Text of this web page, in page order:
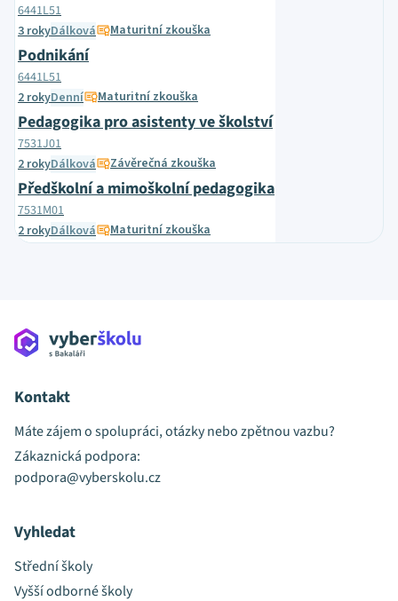
6441L51
3 rokyDálková Maturitní zkouška
Podnikání
6441L51
2 rokyDenní Maturitní zkouška
Pedagogika pro asistenty ve školství
7531J01
2 rokyDálková Závěrečná zkouška
Předškolní a mimoškolní pedagogika
7531M01
2 rokyDálková Maturitní zkouška
Kontakt
Máte zájem o spolupráci, otázky nebo zpětnou vazbu?
Zákaznická podpora:
podpora@vyberskolu.cz
Vyhledat
Střední školy
Vyšší odborné školy